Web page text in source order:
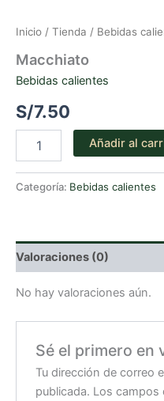
Inicio / Tienda / Bebidas
Macchiato
Bebidas calientes
S/7.50
cantidad
Añadir al
Categoría: Bebidas calientes
Valoraciones (0)
No hay valoraciones aún.
Sé el primero en
Tu dirección de correo
publicada. Los campos